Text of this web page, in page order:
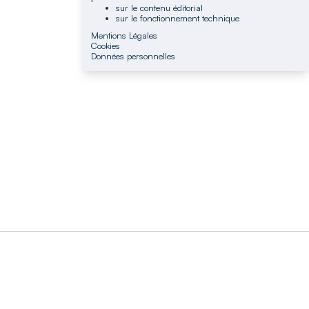
sur le contenu éditorial
sur le fonctionnement technique
Mentions Légales
Cookies
Données personnelles